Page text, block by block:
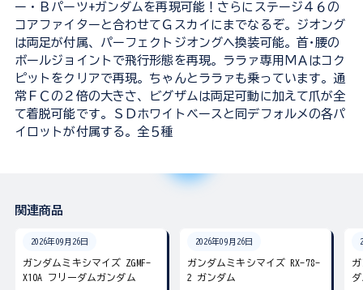
ー・Ｂパーツ+ガンダムを再現可能！さらにステージ４６の
コアファイターと合わせてＧスカイにまでなるぞ。ジオング
は両足が付属、パーフェクトジオングヘ換装可能。首･腰の
ボールジョイントで飛行形態を再現。ララァ専用ＭＡはコク
ピットをクリアで再現。ちゃんとララァも乗っています。通
常ＦＣの２倍の大きさ、ビグザムは両足可動に加えて爪が全
て着脱可能です。ＳＤホワイトベースと同デフォルメの各パ
イロットが付属する。全５種
関連商品
2026年09月26日
ガンダムミキシマイズ ZGMF-
X10A フリーダムガンダム
2026年09月26日
ガンダムミキシマイズ RX-78-
2 ガンダム